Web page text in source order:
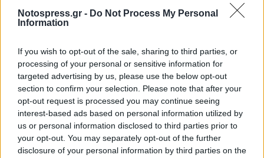
Notospress.gr - Do Not Process My Personal
Information
If you wish to opt-out of the sale, sharing to third parties, or
processing of your personal or sensitive information for
targeted advertising by us, please use the below opt-out
section to confirm your selection. Please note that after your
opt-out request is processed you may continue seeing
interest-based ads based on personal information utilized by
us or personal information disclosed to third parties prior to
your opt-out. You may separately opt-out of the further
disclosure of your personal information by third parties on the
Σπάρτης